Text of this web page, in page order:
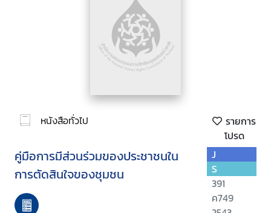
หนังสือทั่วไป
รายการ
โปรด
คู่มือการมีส่วนร่วมของประชาชนใน
การตัดสินใจของชุมชน
J
S
391
ค749